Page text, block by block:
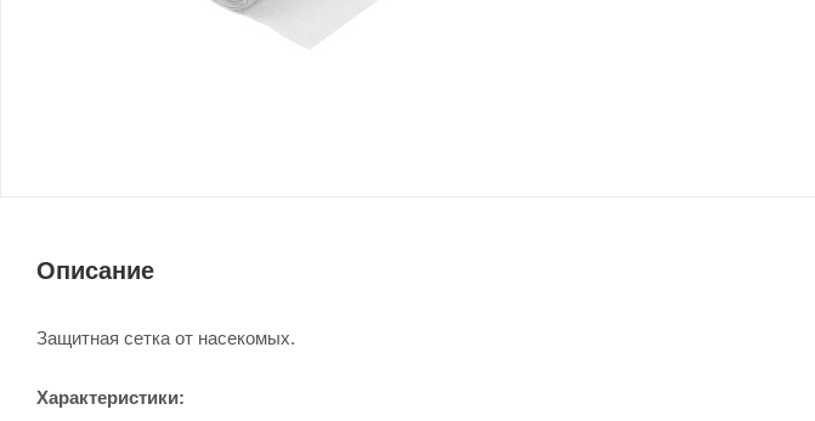
Описание
Защитная сетка от насекомых.
Характеристики: